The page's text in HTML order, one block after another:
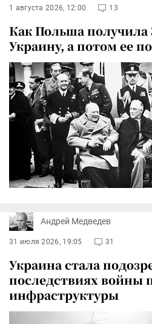
1 августа 2026, 12:00 13
Как Польша
Украину, а потом ее
Андрей Медведев
31 июля 2026, 19:05 31
Украина стала
последствиях войны
инфраструктуры